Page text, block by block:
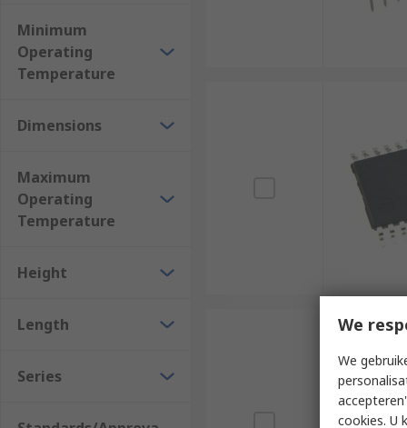
Minimum
Operating
Temperature
Dimensions
Maximum
Operating
Temperature
Height
Length
Series
We
We
cookies. U